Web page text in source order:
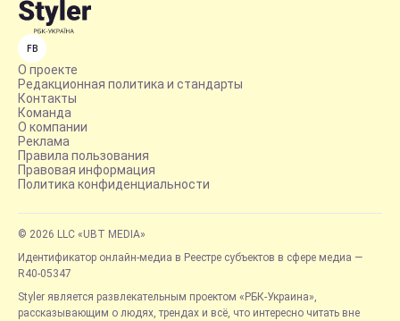
FB
О проекте
Редакционная политика и стандарты
Контакты
Команда
О компании
Реклама
Правила пользования
Правовая информация
Политика конфиденциальности
© 2026 LLC «UBT MEDIA»
Идентификатор онлайн-медиа в Реестре субъектов в сфере медиа —
R40-05347
Styler является развлекательным проектом «РБК-Украина»,
рассказывающим о людях, трендах и всё, что интересно читать вне